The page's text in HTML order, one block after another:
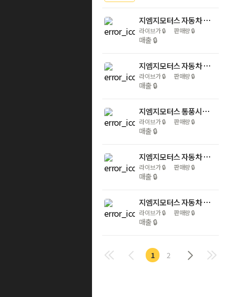
지엠지모터스 자동차 시트커버 통풍 쿨링 여름 차량용 매쉬 쿠울한 냉감 앞좌석 1+1
라이브가🔒 판매량🔒
매출 🔒
지엠지모터스 자동차 시트커버 차량용 매쉬 쿨링 통풍 쿨링웨이브
라이브가🔒 판매량🔒
매출 🔒
지엠지모터스 통풍시트 쿨링 여름 시원한 로얄 웨이브 윈드포스 12v+햇빛가리개 2p
라이브가🔒 판매량🔒
매출 🔒
지엠지모터스 자동차 통풍시트 쿨썸 에어샤워 여름 더킹덤 앞좌석
라이브가🔒 판매량🔒
매출 🔒
지엠지모터스 자동차 방석 차량용 시트커버 쿨썸 매쉬 앞좌석 통풍방석 아이스딥X 2P 화이트
라이브가🔒 판매량🔒
매출 🔒
1 2